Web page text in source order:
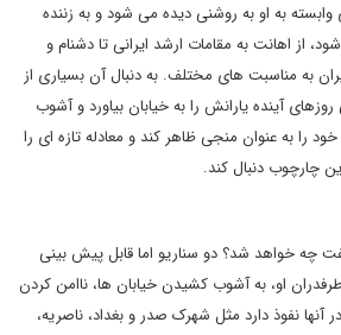
به او به روشنی دیده می شود و به زننده
از اهانت به مقامات ارشد ایرانی تا دشنام و
به مناسبت های مختلف. به دنبال آن بسیاری از
روزهای آینده یارانش را به خیابان بیاورد و آشوب
خود را به عنوان منجی ظاهر کند و معادله تازه ای را
چارچوب دنبال کند.
چه خواهد شد؟ دو سناریو اما قابل پیش بینی
او، به آشوب کشیدن خیابان ها، ناامن کردن
آنها نفوذ دارد مثل شهرک صدر و بغداد، ناصریه،